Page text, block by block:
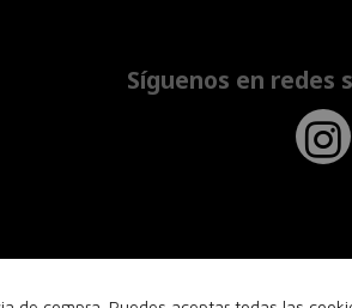
Síguenos en redes